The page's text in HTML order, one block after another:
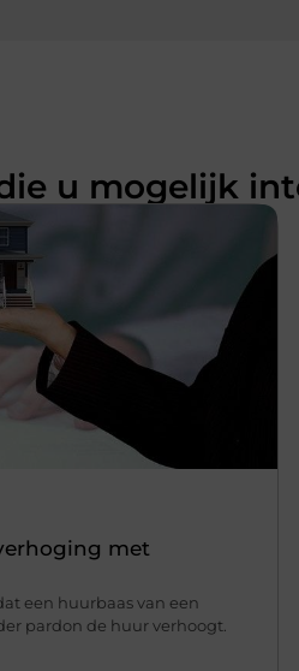
u mogelijk
met
een huurbaas van een
pardon de huur verhoogt.